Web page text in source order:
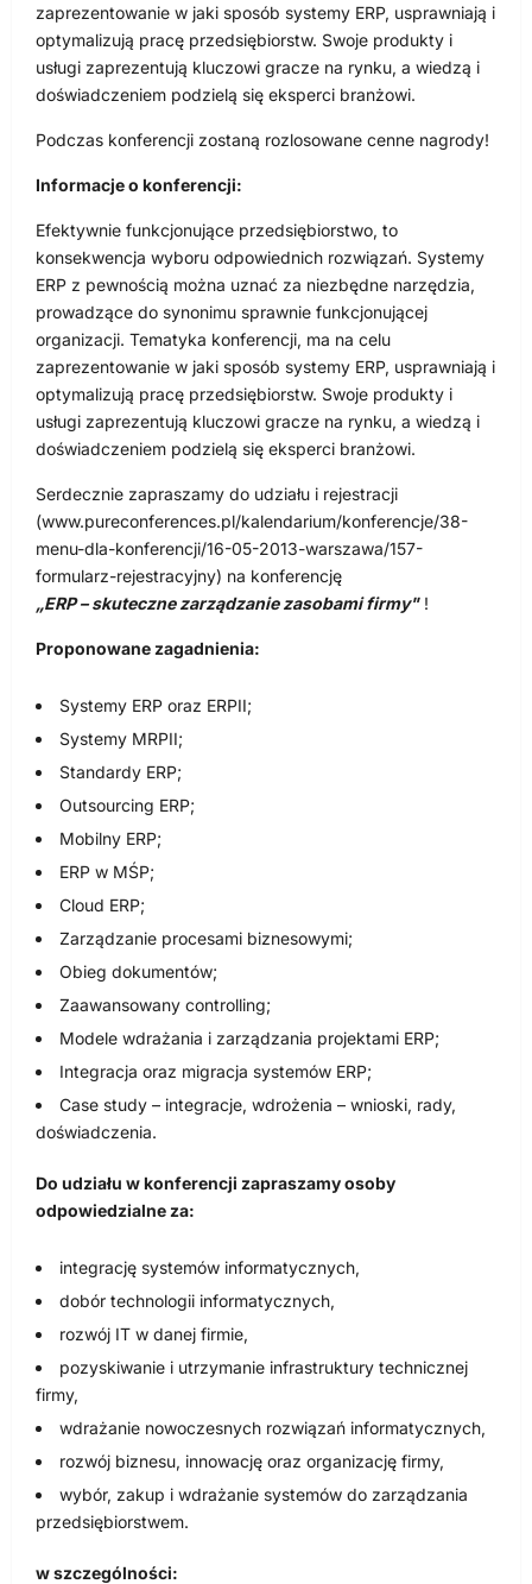
zaprezentowanie w jaki sposób systemy ERP, usprawniają i
optymalizują pracę przedsiębiorstw. Swoje produkty i
usługi zaprezentują kluczowi gracze na rynku, a wiedzą i
doświadczeniem podzielą się eksperci branżowi.
Podczas konferencji zostaną rozlosowane cenne nagrody!
Informacje o konferencji:
Efektywnie funkcjonujące przedsiębiorstwo, to
konsekwencja wyboru odpowiednich rozwiązań. Systemy
ERP z pewnością można uznać za niezbędne narzędzia,
prowadzące do synonimu sprawnie funkcjonującej
organizacji. Tematyka konferencji, ma na celu
zaprezentowanie w jaki sposób systemy ERP, usprawniają i
optymalizują pracę przedsiębiorstw. Swoje produkty i
usługi zaprezentują kluczowi gracze na rynku, a wiedzą i
doświadczeniem podzielą się eksperci branżowi.
Serdecznie zapraszamy do udziału i rejestracji
(www.pureconferences.pl/kalendarium/konferencje/38-
menu-dla-konferencji/16-05-2013-warszawa/157-
formularz-rejestracyjny) na konferencję
„ERP – skuteczne zarządzanie zasobami firmy"!
Proponowane zagadnienia:
Systemy ERP oraz ERPII;
Systemy MRPII;
Standardy ERP;
Outsourcing ERP;
Mobilny ERP;
ERP w MŚP;
Cloud ERP;
Zarządzanie procesami biznesowymi;
Obieg dokumentów;
Zaawansowany controlling;
Modele wdrażania i zarządzania projektami ERP;
Integracja oraz migracja systemów ERP;
Case study – integracje, wdrożenia – wnioski, rady,
doświadczenia.
Do udziału w konferencji zapraszamy osoby
odpowiedzialne za:
integrację systemów informatycznych,
dobór technologii informatycznych,
rozwój IT w danej firmie,
pozyskiwanie i utrzymanie infrastruktury technicznej
firmy,
wdrażanie nowoczesnych rozwiązań informatycznych,
rozwój biznesu, innowację oraz organizację firmy,
wybór, zakup i wdrażanie systemów do zarządzania
przedsiębiorstwem.
w szczególności: